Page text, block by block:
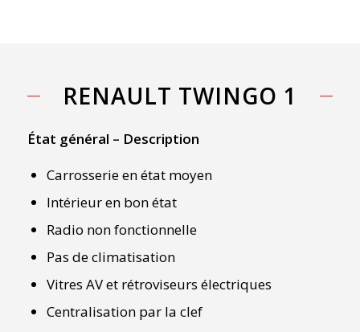
RENAULT TWINGO 1
État général – Description
Carrosserie en état moyen
Intérieur en bon état
Radio non fonctionnelle
Pas de climatisation
Vitres AV et rétroviseurs électriques
Centralisation par la clef